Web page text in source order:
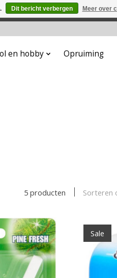
en hobby Opruiming
5 producten Sorteren
Sale
Dit bericht verbergen Meer over
worden gehonoreerd of